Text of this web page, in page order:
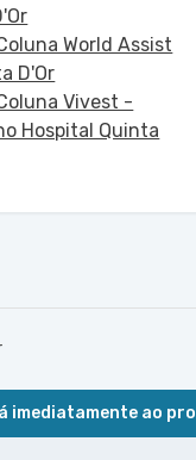
World Assist
D'Or
Vivest -
Hospital Quinta
imediatamente ao